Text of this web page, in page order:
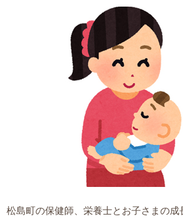
松島町の保健師、栄養士とお子さまの成